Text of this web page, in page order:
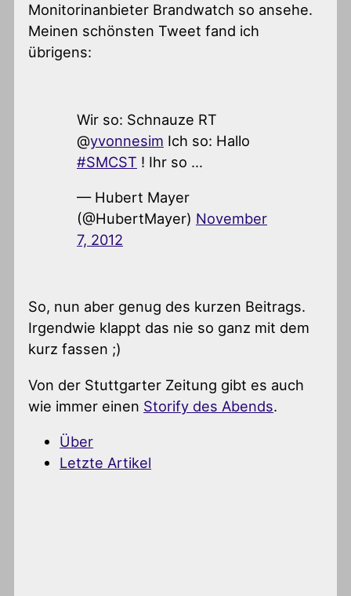
Monitorinanbieter Brandwatch so ansehe.
Meinen schönsten Tweet fand ich
übrigens:
Wir so: Schnauze RT
@yvonnesim Ich so: Hallo
#SMCST ! Ihr so …
— Hubert Mayer
(@HubertMayer) November
7, 2012
So, nun aber genug des kurzen Beitrags.
Irgendwie klappt das nie so ganz mit dem
kurz fassen ;)
Von der Stuttgarter Zeitung gibt es auch
wie immer einen Storify des Abends.
Über
Letzte Artikel